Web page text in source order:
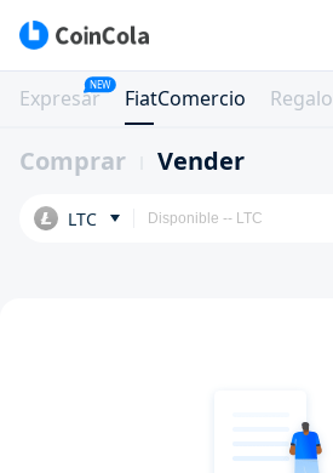
Expresar
NEW
FiatComercio Regalo
Comprar Vender
LTC